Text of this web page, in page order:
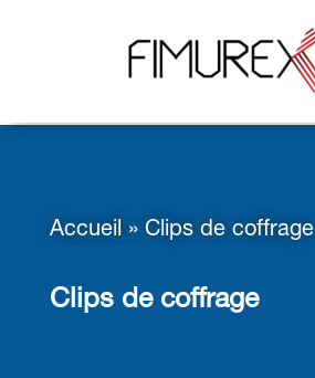
Accueil » Clips de coffrage
Clips de coffrage